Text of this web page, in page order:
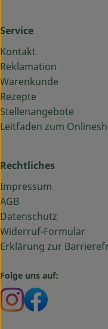
Service
Kontakt
Reklamation
Warenkunde
Rezepte
Stellenangebote
Leitfaden zum
Rechtliches
Impressum
AGB
Datenschutz
Widerruf-Formular
Erklärung zur
Folge uns auf:
Externer Link zu
Externer